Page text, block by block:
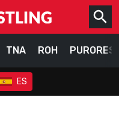
TNA ROH
ES